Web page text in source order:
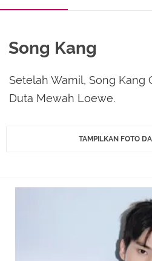
Song Kang
Setelah Wamil, Song Kang
Duta Mewah Loewe.
TAMPILKAN FOTO